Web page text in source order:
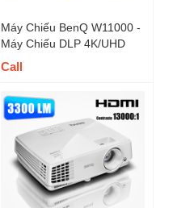
Máy Chiếu BenQ W11000 -
Máy Chiếu DLP 4K/UHD
Call